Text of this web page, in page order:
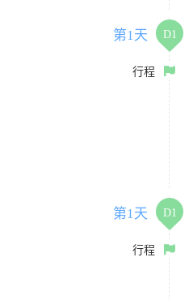
第1天 D1
行程
第1天 D1
行程